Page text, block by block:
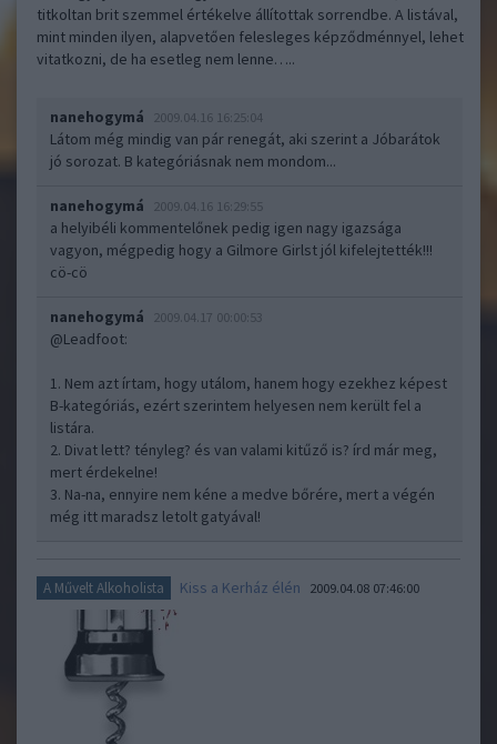
titkoltan brit szemmel értékelve állítottak sorrendbe. A listával,
mint minden ilyen, alapvetően felesleges képződménnyel, lehet
vitatkozni, de ha esetleg nem lenne…..
nanehogymá 2009.04.16 16:25:04
Látom még mindig van pár renegát, aki szerint a Jóbarátok
jó sorozat. B kategóriásnak nem mondom...
nanehogymá 2009.04.16 16:29:55
a helyibéli kommentelőnek pedig igen nagy igazsága
vagyon, mégpedig hogy a Gilmore Girlst jól kifelejtették!!!
cö-cö
nanehogymá 2009.04.17 00:00:53
@Leadfoot:
1. Nem azt írtam, hogy utálom, hanem hogy ezekhez képest
B-kategóriás, ezért szerintem helyesen nem került fel a
listára.
2. Divat lett? tényleg? és van valami kitűző is? írd már meg,
mert érdekelne!
3. Na-na, ennyire nem kéne a medve bőrére, mert a végén
még itt maradsz letolt gatyával!
A Művelt Alkoholista Kiss a Kerház élén 2009.04.08 07:46:00